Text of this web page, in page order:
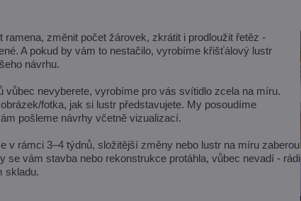
ramena, změnit počet žárovek, zkrátit i prodloužit řetěz -
A pokud by vám to nestačilo, vyrobíme křišťálový lustr
návrhu.
vůbec nevyberete, vyrobíme pro vás svítidlo zcela na míru.
fotka, jak si lustr představujete. My posoudíme
pošleme návrhy včetně vizualizací.
v rámci 3–4 týdnů, složitější změny nebo lustr na míru zaberou
se vám stavba nebo rekonstrukce protáhla, vůbec nevadí - rádi
skladu.